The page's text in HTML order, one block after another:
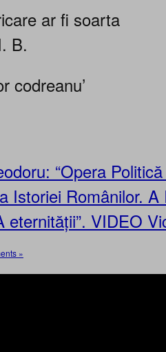
ar fi soarta
B.
codreanu’
“Opera
Istoriei Românilor.
eternității”. VIDEO
»